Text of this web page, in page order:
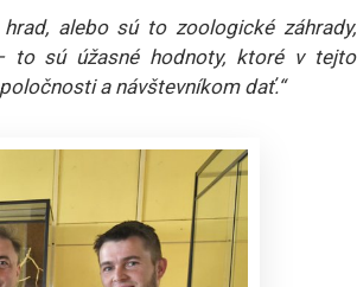
alebo sú to zoologické záhrady,
sú úžasné hodnoty, ktoré v tejto
a návštevníkom dať.“